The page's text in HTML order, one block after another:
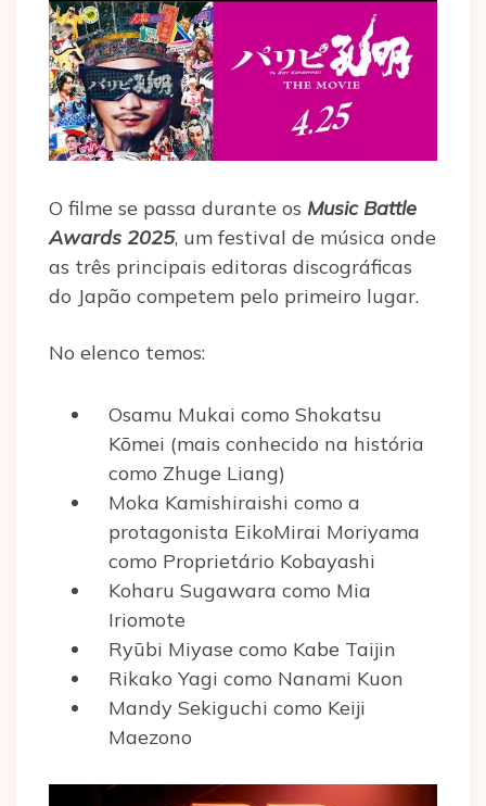
O filme se passa durante os Music Battle
Awards 2025, um festival de música onde
as três principais editoras discográficas
do Japão competem pelo primeiro lugar.
No elenco temos:
Osamu Mukai como Shokatsu
Kōmei (mais conhecido na história
como Zhuge Liang)
Moka Kamishiraishi como a
protagonista EikoMirai Moriyama
como Proprietário Kobayashi
Koharu Sugawara como Mia
Iriomote
Ryūbi Miyase como Kabe Taijin
Rikako Yagi como Nanami Kuon
Mandy Sekiguchi como Keiji
Maezono